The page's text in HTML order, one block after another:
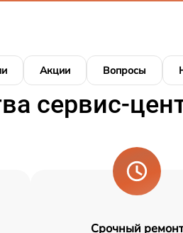
Акции Вопросы
сервис-
Срочный ремонт